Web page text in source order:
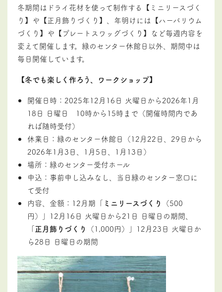
冬期間はドライ花材を使って制作する【ミニリースづく
り】や【正月飾りづくり】、年明けには【ハーバリウム
づくり】や【プレートスワッグづくり】など毎週内容を
変えて開催します。緑のセンター休館日以外、期間中は
毎日開催しています。
【冬でも楽しく作ろう、ワークショップ】
開催日時：2025年12月16日 火曜日から2026年1月
18日 日曜日 10時から15時まで（開催時間内であ
れば随時受付）
休業日：緑のセンター休館日（12月22日、29日から
2026年1月3日、1月5日、1月13日）
場所：緑のセンター受付ホール
申込：事前申し込みなし、当日緑のセンター窓口に
て受付
内容、金額：12月期「 ミニリースづくり
（500
円）」12月16日 火曜日から21日 日曜日の期間、
「正月飾りづくり
（1,000円）」12月23日 火曜日か
ら28日 日曜日の期間